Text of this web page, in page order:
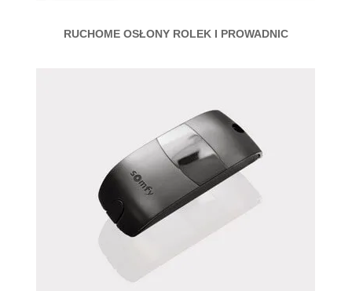
RUCHOME OSŁONY ROLEK I PROWADNIC